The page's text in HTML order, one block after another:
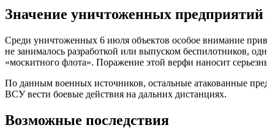
Значение уничтоженных
Среди уничтоженных 6 июля объектов особое внимание
не занималось разработкой или выпуском беспилотников,
«москитного флота». Поражение этой верфи наносит
По данным военных источников, остальные атакованные
ВСУ вести боевые действия на дальних дистанциях.
Возможные последствия